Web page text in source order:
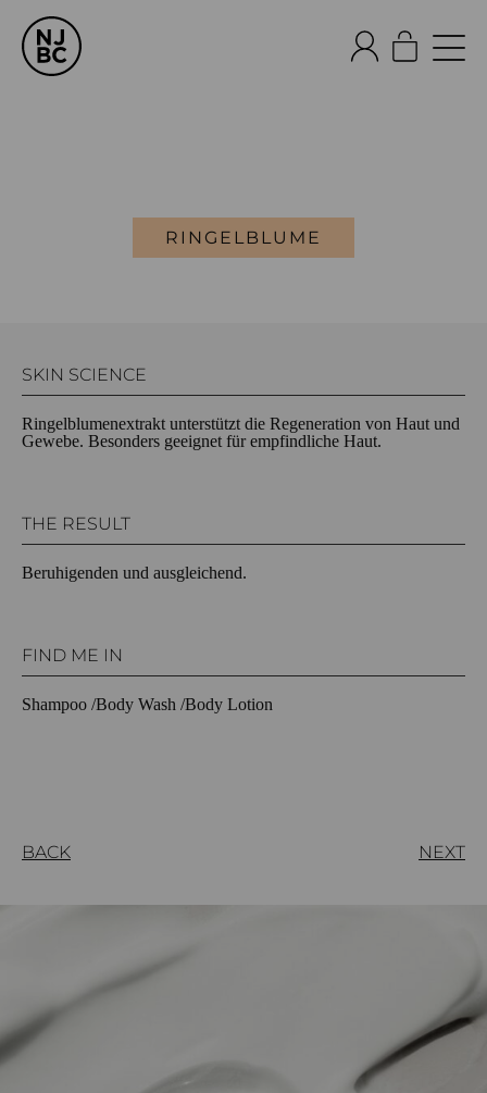
RINGELBLUME
SKIN SCIENCE
Ringelblumenextrakt unterstützt die Regeneration von Haut und
Gewebe. Besonders geeignet für empfindliche Haut.
THE RESULT
Beruhigenden und ausgleichend.
FIND ME IN
Shampoo /Body Wash /Body Lotion
BACK NEXT